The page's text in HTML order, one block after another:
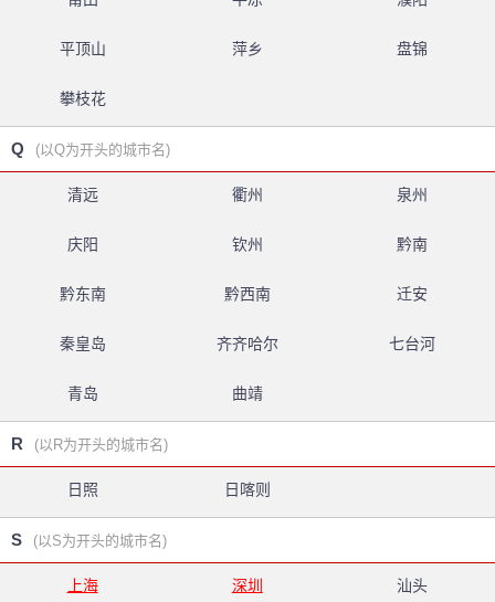
平顶山 萍乡 盘锦
攀枝花
Q (以Q为开头的城市名)
清远 衢州 泉州
庆阳 钦州 黔南
黔东南 黔西南 迁安
秦皇岛 齐齐哈尔 七台河
青岛 曲靖
R (以R为开头的城市名)
日照 日喀则
S (以S为开头的城市名)
上海 深圳 汕头